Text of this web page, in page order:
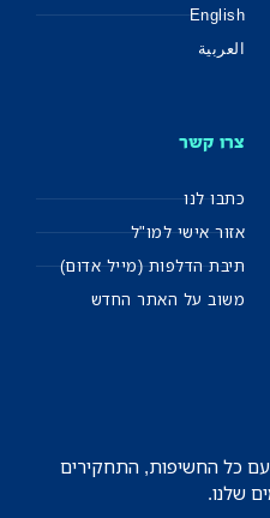
English
العربية
צרו קשר
כתבו לנו
אזור אישי למו"ל
תיבת הדלפות (מייל אדום)
משוב על האתר החדש
עם כל החשיפות, התחקירים
שלנו.